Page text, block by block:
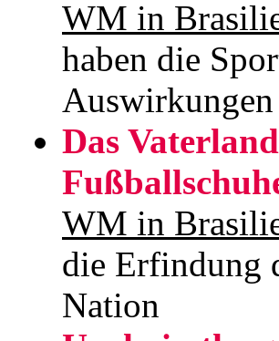
WM in
haben die
Das
WM in
die Erfindung
Nation